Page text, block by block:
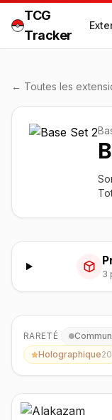
TCG
Tracker
← Toutes les
3
RARETÉ
Holographique20